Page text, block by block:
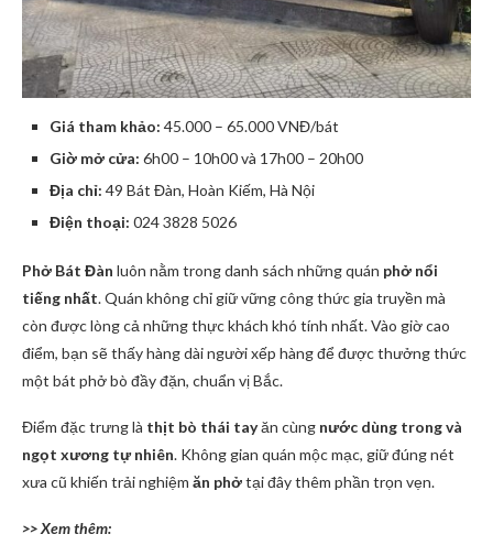
Giá tham khảo: 45.000 – 65.000 VNĐ/bát
Giờ mở cửa: 6h00 – 10h00 và 17h00 – 20h00
Địa chỉ: 49 Bát Đàn, Hoàn Kiếm, Hà Nội
Điện thoại: 024 3828 5026
Phở Bát Đàn luôn nằm trong danh sách những quán phở nổi
tiếng nhất. Quán không chỉ giữ vững công thức gia truyền mà
còn được lòng cả những thực khách khó tính nhất. Vào giờ cao
điểm, bạn sẽ thấy hàng dài người xếp hàng để được thưởng thức
một bát phở bò đầy đặn, chuẩn vị Bắc.
Điểm đặc trưng là thịt bò thái tayăn cùng nước dùng trong và
ngọt xương tự nhiên. Không gian quán mộc mạc, giữ đúng nét
xưa cũ khiến trải nghiệm ăn phởtại đây thêm phần trọn vẹn.
>> Xem thêm: